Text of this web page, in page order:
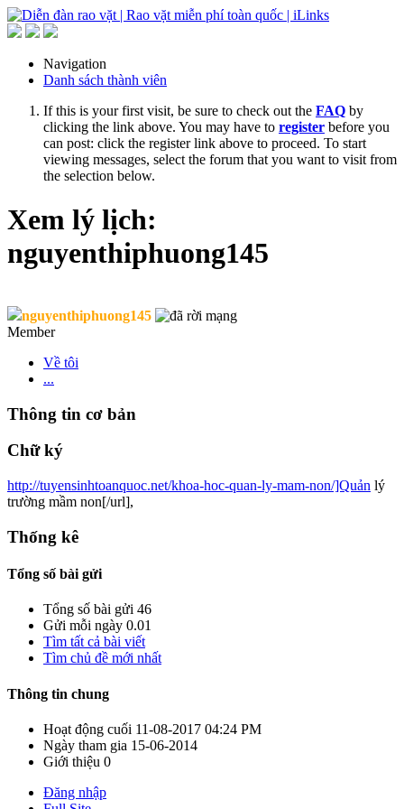
Navigation
Danh sách thành viên
If this is your first visit, be sure to check out the FAQ by
clicking the link above. You may have to register before you
can post: click the register link above to proceed. To start
viewing messages, select the forum that you want to visit from
the selection below.
Xem lý lịch:
nguyenthiphuong145
nguyenthiphuong145
Member
Về tôi
...
Thông tin cơ bản
Chữ ký
http://tuyensinhtoanquoc.net/khoa-hoc-quan-ly-mam-non/]Quản lý
trường mầm non[/url],
Thống kê
Tổng số bài gửi
Tổng số bài gửi 46
Gửi mỗi ngày 0.01
Tìm tất cả bài viết
Tìm chủ đề mới nhất
Thông tin chung
Hoạt động cuối 11-08-2017 04:24 PM
Ngày tham gia 15-06-2014
Giới thiệu 0
Đăng nhập